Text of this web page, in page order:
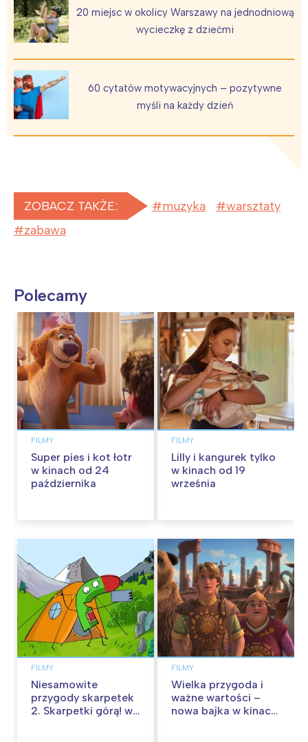
20 miejsc w okolicy Warszawy na jednodniową
wycieczkę z dziećmi
60 cytatów motywacyjnych – pozytywne
myśli na każdy dzień
ZOBACZ TAKŻE: muzyka
warsztaty
zabawa
Polecamy
FILMY
Super pies i kot łotr
w kinach od 24
października
FILMY
Lilly i kangurek tylko
w kinach od 19
września
FILMY
Niesamowite
przygody skarpetek
2. Skarpetki górą! w
FILMY
Wielka przygoda i
ważne wartości –
nowa bajka w kinach